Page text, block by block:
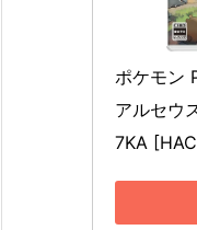
ポケモン
アルセウ
7KA